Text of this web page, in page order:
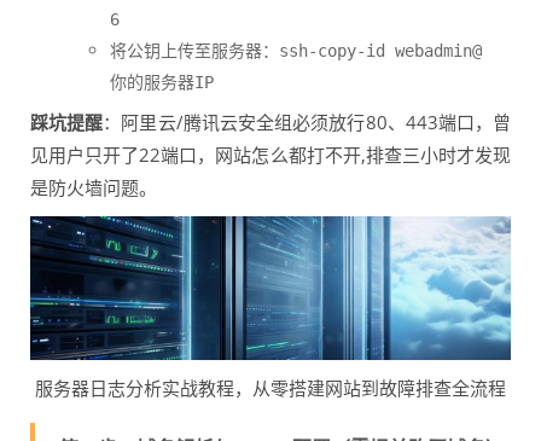
6
将公钥上传至服务器：
ssh-copy-id webadmin@
你的服务器IP
踩坑提醒：阿里云/腾讯云安全组必须放行80、443端口，曾
见用户只开了22端口，网站怎么都打不开,排查三小时才发现
是防火墙问题。
服务器日志分析实战教程，从零搭建网站到故障排查全流程